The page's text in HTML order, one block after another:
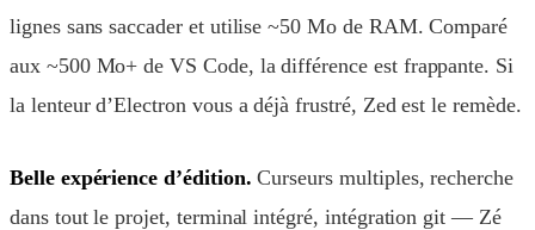
lignes sans saccader et utilise ~50 Mo de RAM. Comparé
aux ~500 Mo+ de VS Code, la différence est frappante. Si
la lenteur d’Electron vous a déjà frustré, Zed est le remède.
Belle expérience d’édition. Curseurs multiples, recherche
dans tout le projet, terminal intégré, intégration git — Zé